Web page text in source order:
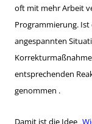
oft mit mehr Arbeit
Programmierung.
angespannten
entsprechenden
genommen .
Damit ist die Idee